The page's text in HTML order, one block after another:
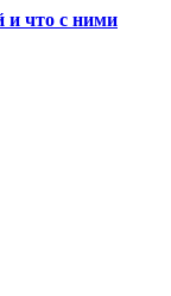
и что с ними